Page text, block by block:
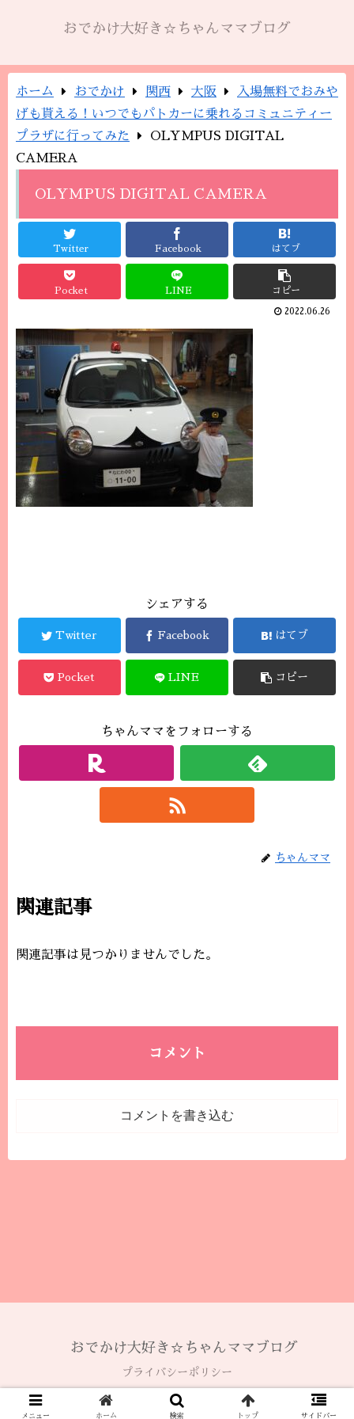
おでかけ大好き☆ちゃんママブログ
ホーム おでかけ 関西 大阪
入場無料でおみや
げも貰える！いつでもパトカーに乗れるコミュニティー
プラザに行ってみた
OLYMPUS DIGITAL
CAMERA
OLYMPUS DIGITAL CAMERA
Twitter Facebook はてブ
Pocket LINE コピー
2022.06.26
シェアする
Twitter Facebook はてブ
Pocket LINE コピー
ちゃんママをフォローする
ちゃんママ
関連記事
関連記事は見つかりませんでした。
コメント
コメントを書き込む
おでかけ大好き☆ちゃんママブログ
プライバシーポリシー
© 2020 おでかけ大好き☆ちゃんママブログ.
メニュー ホーム 検索 トップ サイドバー